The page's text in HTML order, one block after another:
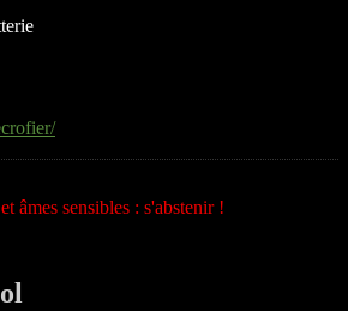
âmes sensibles : s'abstenir !